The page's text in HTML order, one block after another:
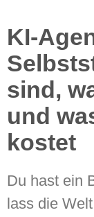
KI-
sind,
und
kostet
Du hast ein
lass die